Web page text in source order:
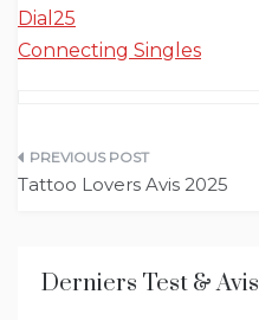
Dial25
Connecting Singles
Navigation
Tattoo Lovers Avis 2025
Derniers Test & Avis